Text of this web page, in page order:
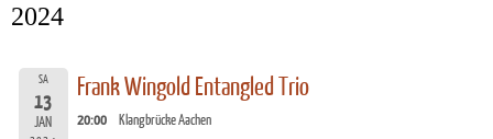
2024
SA
13
JAN
Frank Wingold Entangled Trio
20:00 Klangbrücke Aachen